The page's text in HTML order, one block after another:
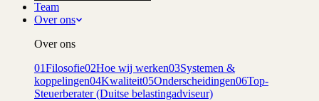
Team
Over ons
Over ons
01Filosofie02Hoe wij werken03Systemen &
koppelingen04Kwaliteit05Onderscheidingen06Top-
Steuerberater (Duitse belastingadviseur)